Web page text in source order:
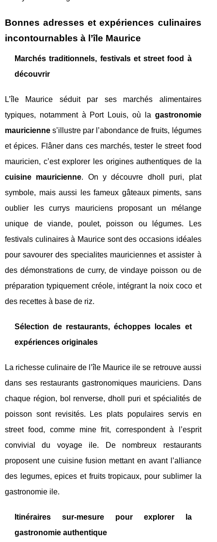
Bonnes adresses et expériences culinaires
incontournables à l’île Maurice
Marchés traditionnels, festivals et street food à
découvrir
L’île Maurice séduit par ses marchés alimentaires
typiques, notamment à Port Louis, où la gastronomie
mauricienne s’illustre par l’abondance de fruits, légumes
et épices. Flâner dans ces marchés, tester le street food
mauricien, c’est explorer les origines authentiques de la
cuisine mauricienne. On y découvre dholl puri, plat
symbole, mais aussi les fameux gâteaux piments, sans
oublier les currys mauriciens proposant un mélange
unique de viande, poulet, poisson ou légumes. Les
festivals culinaires à Maurice sont des occasions idéales
pour savourer des specialites mauriciennes et assister à
des démonstrations de curry, de vindaye poisson ou de
préparation typiquement créole, intégrant la noix coco et
des recettes à base de riz.
Sélection de restaurants, échoppes locales et
expériences originales
La richesse culinaire de l’île Maurice ile se retrouve aussi
dans ses restaurants gastronomiques mauriciens. Dans
chaque région, bol renverse, dholl puri et spécialités de
poisson sont revisités. Les plats populaires servis en
street food, comme mine frit, correspondent à l’esprit
convivial du voyage ile. De nombreux restaurants
proposent une cuisine fusion mettant en avant l’alliance
des legumes, epices et fruits tropicaux, pour sublimer la
gastronomie ile.
Itinéraires sur-mesure pour explorer la
gastronomie authentique